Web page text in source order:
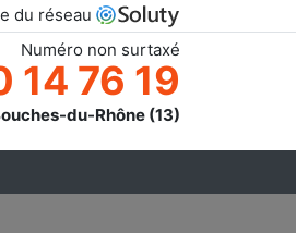
du réseau
Numéro non surtaxé
14 76 19
du-Rhône (13)